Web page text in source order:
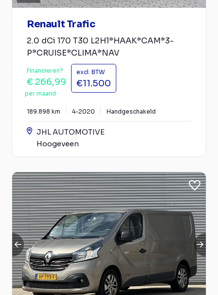
Renault Trafic
2.0 dCi 170 T30 L2H1*HAAK*CAM*3-
P*CRUISE*CLIMA*NAV
Financieren?
€ 266,99
per maand
excl. BTW
€11.500
189.898 km 4-2020 Handgeschakeld
JHL AUTOMOTIVE
Hoogeveen